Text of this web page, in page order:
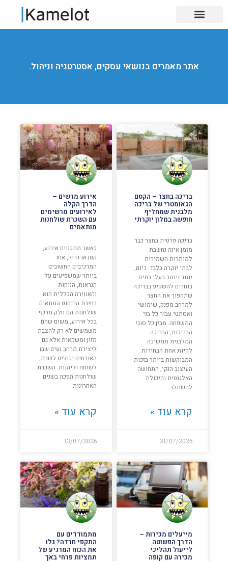
אתר מאמרים בנושאי עסקים, אסטרטגיה וניהול.
בריכה בחצר – הקסם
הגאומטרי של בריכה
מלבנית שמחליף
חופשה במלון יוקרתי
בריכה פרטית בחצר כבר
מזמן אינה נחשבת
למותרות השמורות
לבתי יוקרה בלבד. כיום,
יותר ויותר בעלי בתים
בוחרים להשקיע בבריכה
שתהפוך את החצר
למרחב מפנק, שימושי
ואסתטי עבור כל בני
המשפחה. מבין כל סוגי
הבריכות, הבריכה
המלבנית ממשיכה
להיות אחת הבחירות
המבוקשות ביותר בזכות
העיצוב הנקי, התחושה
האלגנטית והיכולת
להשתלב
קרא עוד »
21/07/2026
אירוע מרשים –
הדרך הקלה
לאירועים מרשימים
עם השכרת שולחנות
מותאמים
כאשר מתכננים אירוע,
קטן או גדול, אחד
המרכיבים החשובים
ביותר שמשפיעים על
הנראות, הנוחות
והאווירה הכללית הוא
בחירת הריהוט המתאים.
שולחנות הם חלק מרכזי
בכל אירוע, משום שהם
משמשים לא רק להצבת
מזון ומשקאות אלא גם
ליצירת מרחב נעים שבו
האורחים יכולים לשבת,
לשוחח וליהנות. השכרת
שולחנות הפכה בשנים
האחרונות
קרא עוד »
13/07/2026
מייעלים מכירות –
הדרך הפשוטה
לייעול תהליכי
מכירה עם קופה
מתמודדים עם
התקפי חרדה? גלו
את הכוח המרגיע של
תמציות פרחי באך